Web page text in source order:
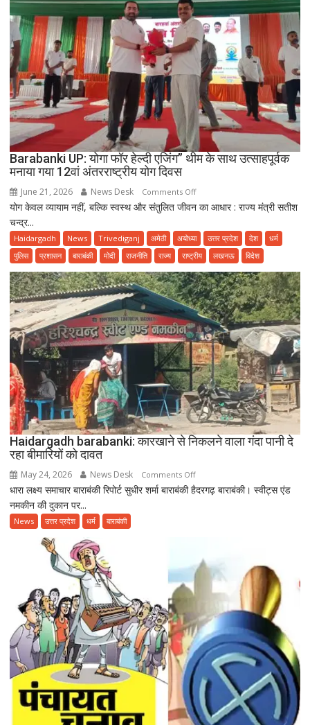
Barabanki UP: योगा फॉर हेल्दी एजिंग” थीम के साथ उत्साहपूर्वक
मनाया गया 12वां अंतरराष्ट्रीय योग दिवस
June 21, 2026 News Desk Comments Offon
Barabanki
योगा
फॉर
एजिंग”
थीम
के
साथ
उत्साहपूर्वक
मनाया
गया
12वां
अंतरराष्ट्रीय
योग
दिवस
योग केवल व्यायाम नहीं, बल्कि स्वस्थ और संतुलित जीवन का आधार : राज्य मंत्री सतीश
चन्द्र...
Haidargadh News Trivediganj अमेठी अयोध्या उत्तर प्रदेश देश
धर्म
पुलिस
प्रशासन बाराबंकी मोदी राजनीति राज्य राष्ट्रीय लखनऊ विदेश
Haidargadh barabanki: कारखाने से निकलने वाला गंदा पानी दे
रहा बीमारियों को दावत
May 24, 2026 News Desk Comments Offon
Haidargadh
वाला
रहा
बीमारियों
को
दावत
धारा लक्ष्य समाचार बाराबंकी रिपोर्ट सुधीर शर्मा बाराबंकी हैदरगढ़ बाराबंकी। स्वीट्स एंड
नमकीन की दुकान पर...
News उत्तर प्रदेश धर्म बाराबंकी